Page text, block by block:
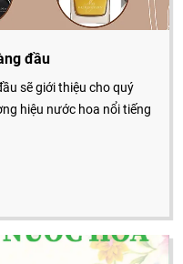
đầu
sẽ giới thiệu cho quý
hiệu nước hoa nổi tiếng